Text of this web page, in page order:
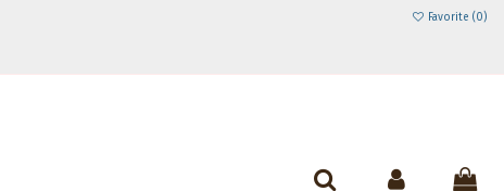
Favorite (0)